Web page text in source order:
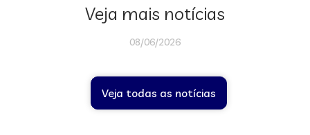
Veja mais notícias
08/06/2026
Veja todas as notícias